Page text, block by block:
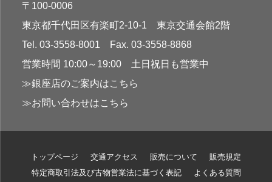
〒100-0006
東京都千代田区有楽町2-10-1 東京交通会館2階
Tel. 03-3558-8001 Fax. 03-3558-8868
営業時間 10:00～19:00 土日祝日も営業中
≫銀座店のご案内はこちら
≫お問い合わせはこちら
トップページ 交通アクセス 販売について
販売規定
特定商取引法及び古物営業法に基づく表記
よくある質問